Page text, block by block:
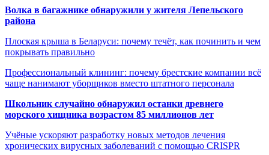
Волка в багажнике обнаружили у жителя Лепельского
района
Плоская крыша в Беларуси: почему течёт, как починить и чем
покрывать правильно
Профессиональный клининг: почему брестские компании всё
чаще нанимают уборщиков вместо штатного персонала
Школьник случайно обнаружил останки древнего
морского хищника возрастом 85 миллионов лет
Учёные ускоряют разработку новых методов лечения
хронических вирусных заболеваний с помощью CRISPR